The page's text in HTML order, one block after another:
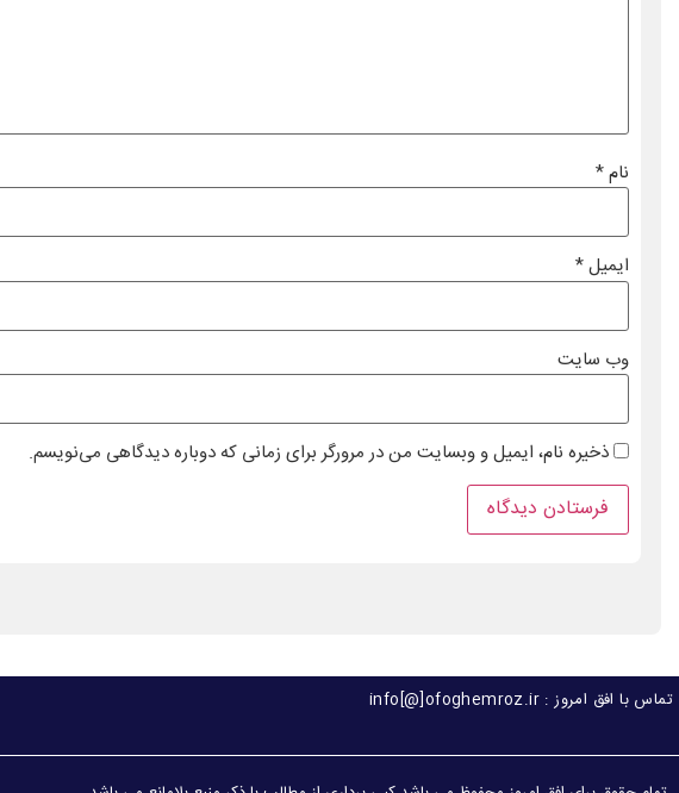
نام*
ایمیل*
وب‌ سایت
ذخیره نام، ایمیل و وبسایت من در مرورگر برای زمانی که دوباره دیدگاهی می‌نویسم.
تماس با افق امروز : info[@]ofoghemroz.ir